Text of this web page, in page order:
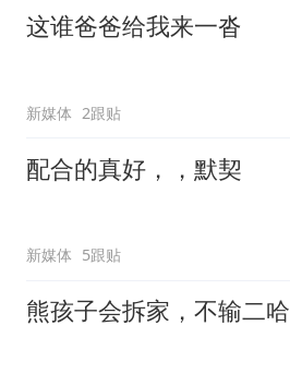
这谁爸爸给我来一沓
新媒体 2跟贴
配合的真好，，默契
新媒体 5跟贴
熊孩子会拆家，不输二哈